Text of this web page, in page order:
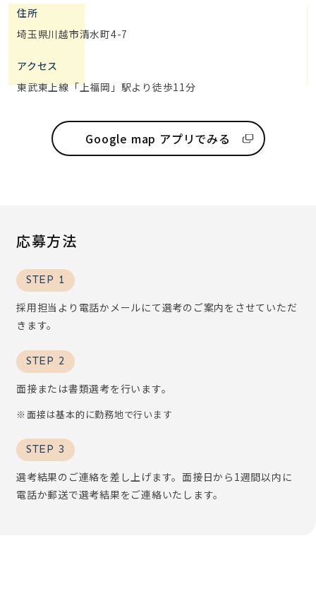
住所
埼玉県川越市清水町4-7
アクセス
東武東上線「上福岡」駅より徒歩11分
Google map アプリでみる
応募方法
STEP 1
採用担当より電話かメールにて選考のご案内をさせていただ
きます。
STEP 2
面接または書類選考を行います。
面接は基本的に勤務地で行います
STEP 3
選考結果のご連絡を差し上げます。面接日から1週間以内に
電話か郵送で選考結果をご連絡いたします。